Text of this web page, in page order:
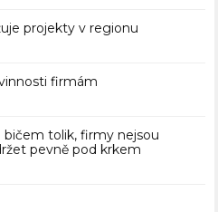
projekty v regionu
firmám
tolik, firmy nejsou
pevně pod krkem